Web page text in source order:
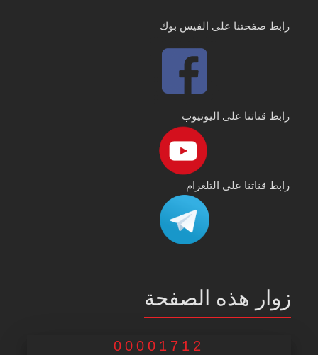
رابط صفحتنا على الفيس بوك
رابط قناتنا على اليوتيوب
رابط قناتنا على التلغرام
زوار هذه الصفحة
00001712